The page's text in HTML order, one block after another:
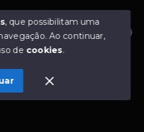
disponíveis para te ajudar.
∴ Corretor de Imóveis
Perito Avaliador CNAI 37357
, que possibilitam uma
Ao continuar,
de cookies.